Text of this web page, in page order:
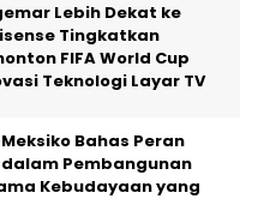
Lebih Dekat ke
Tingkatkan
FIFA World Cup
Teknologi Layar TV
Bahas Peran
Pembangunan
Kebudayaan yang